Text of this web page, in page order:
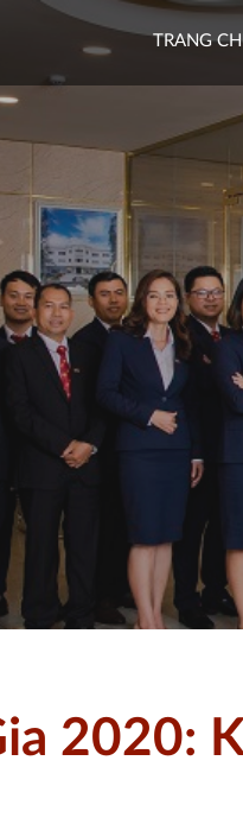
TRANG
2020: